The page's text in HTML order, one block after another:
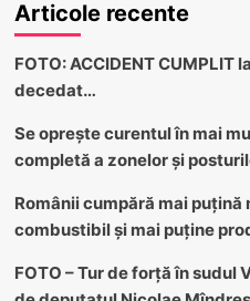
Articole recente
FOTO: ACCIDENT CUMPLIT
decedat…
Se oprește curentul în mai
completă a zonelor și
Românii cumpără mai puțină
combustibil și mai puține
FOTO – Tur de forță în sudul